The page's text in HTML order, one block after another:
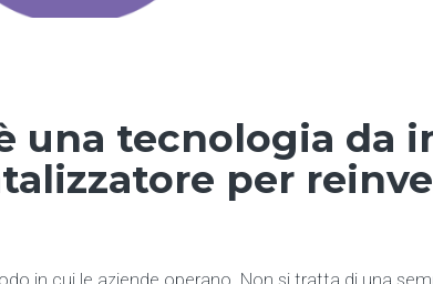
una tecnologia da
per